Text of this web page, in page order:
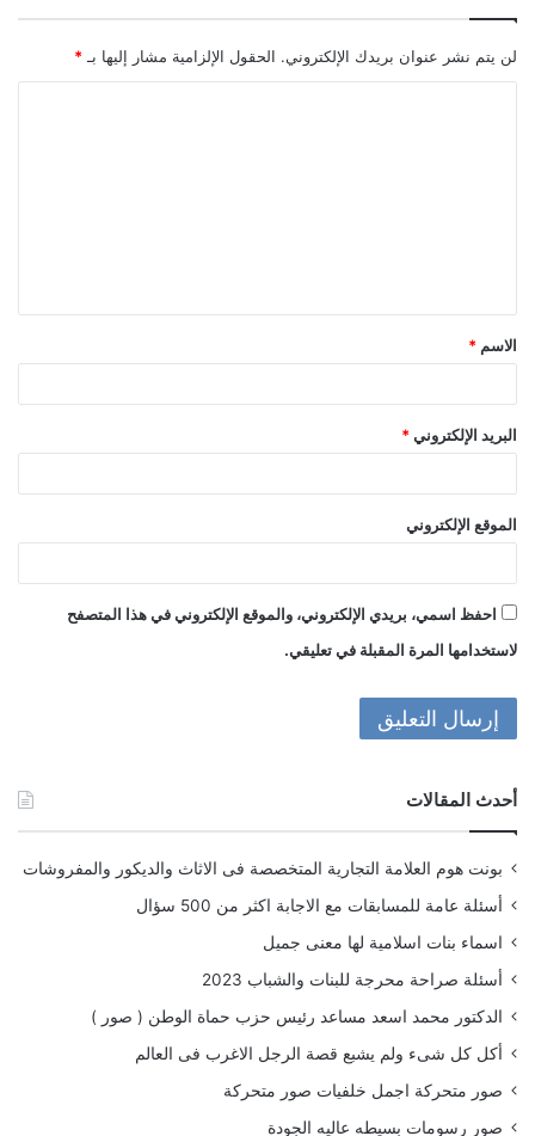
لن يتم نشر عنوان بريدك الإلكتروني. الحقول الإلزامية مشار إليها بـ *
ق
*
الاسم *
البريد الإلكتروني *
الموقع الإلكتروني
احفظ اسمي، بريدي الإلكتروني، والموقع الإلكتروني في هذا المتصفح
لاستخدامها المرة المقبلة في تعليقي.
أحدث المقالات
بونت هوم العلامة التجارية المتخصصة فى الاثاث والديكور والمفروشات
أسئلة عامة للمسابقات مع الاجابة اكثر من 500 سؤال
اسماء بنات اسلامية لها معنى جميل
أسئلة صراحة محرجة للبنات والشباب 2023
الدكتور محمد اسعد مساعد رئيس حزب حماة الوطن ( صور )
أكل كل شىء ولم يشبع قصة الرجل الاغرب فى العالم
صور متحركة اجمل خلفيات صور متحركة
صور رسومات بسيطه عاليه الجودة